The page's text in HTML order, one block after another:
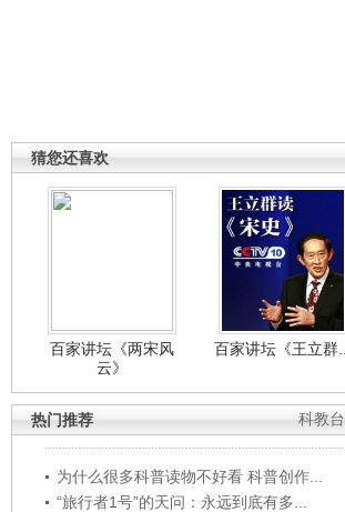
猜您还喜欢
百家讲坛《两宋风
云》
百家讲坛《王立群...
科教台
热门推荐
为什么很多科普读物不好看 科普创作...
“旅行者1号”的天问：永远到底有多...